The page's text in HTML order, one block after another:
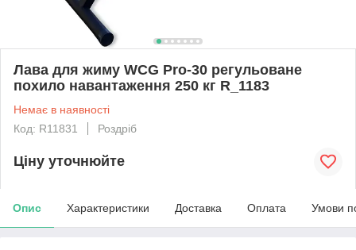
Лава для жиму WCG Pro-30 регульоване
похило навантаження 250 кг R_1183
Немає в наявності
Код: R11831
Роздріб
Ціну уточнюйте
Опис Характеристики Доставка Оплата Умови